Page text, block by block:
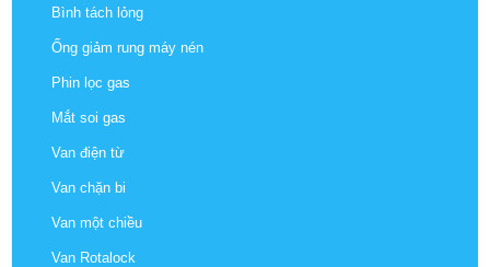
Bình tách lỏng
Ống giảm rung máy nén
Phin lọc gas
Mắt soi gas
Van điện từ
Van chặn bi
Van một chiều
Van Rotalock